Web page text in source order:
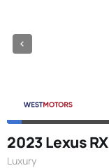
2023 Lexus RX
Luxury